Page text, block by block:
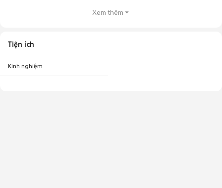
Xem thêm
Tiện ích
Kinh nghiệm